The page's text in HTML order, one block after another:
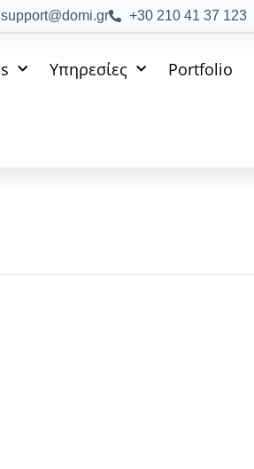
support@domi.gr +30 210 41 37 123
Υπηρεσίες Portfolio